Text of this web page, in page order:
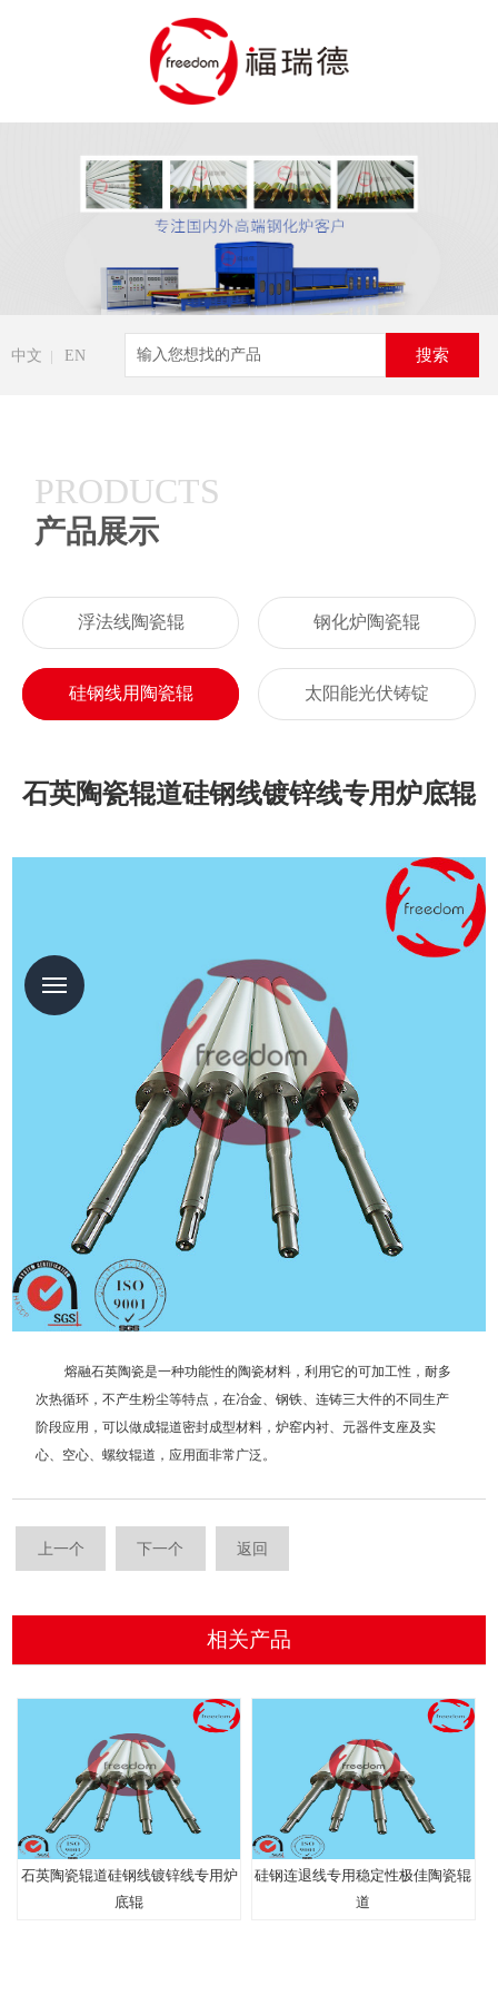
中文 EN
PRODUCTS
产品展示
浮法线陶瓷辊 钢化炉陶瓷辊
硅钢线用陶瓷辊 太阳能光伏铸锭
石英陶瓷辊道硅钢线镀锌线专用炉底辊
熔融石英陶瓷是一种功能性的陶瓷材料，利用它的可加工性，耐多
次热循环，不产生粉尘等特点，在冶金、钢铁、连铸三大件的不同生产
阶段应用，可以做成辊道密封成型材料，炉窑内衬、元器件支座及实
心、空心、螺纹辊道，应用面非常广泛。
上一个 下一个 返回
相关产品
石英陶瓷辊道硅钢线镀锌线专用炉
底辊
硅钢连退线专用稳定性极佳陶瓷辊
道